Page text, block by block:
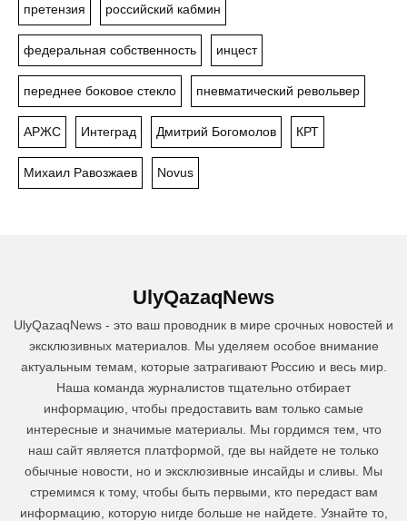
претензия российский кабмин
федеральная собственность инцест
переднее боковое стекло пневматический револьвер
АРЖС Интеград Дмитрий Богомолов КРТ
Михаил Равозжаев Novus
UlyQazaqNews
UlyQazaqNews - это ваш проводник в мире срочных новостей и
эксклюзивных материалов. Мы уделяем особое внимание
актуальным темам, которые затрагивают Россию и весь мир.
Наша команда журналистов тщательно отбирает
информацию, чтобы предоставить вам только самые
интересные и значимые материалы. Мы гордимся тем, что
наш сайт является платформой, где вы найдете не только
обычные новости, но и эксклюзивные инсайды и сливы. Мы
стремимся к тому, чтобы быть первыми, кто передаст вам
информацию, которую нигде больше не найдете. Узнайте то,